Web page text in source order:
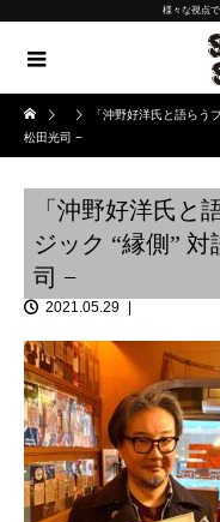
様々な視点
「沖野好洋氏と語らう
松田光司 −
「沖野好洋氏と
ジック “縁側”
司 −
2021.05.29